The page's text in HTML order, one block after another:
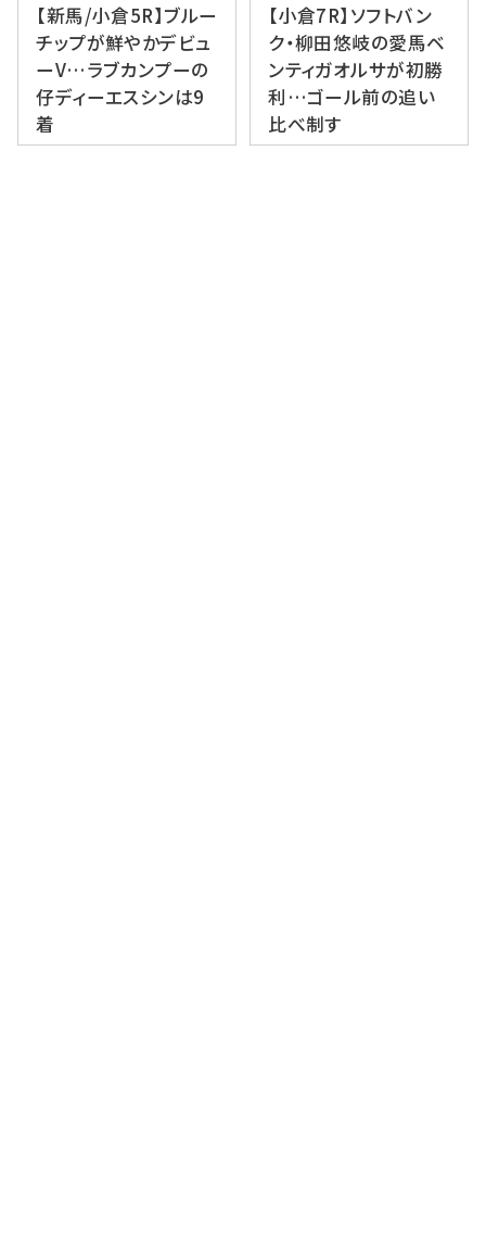
【新馬/小倉5R】ブルー
チップが鮮やかデビュ
ーV…ラブカンプーの
仔ディーエスシンは9
着
【小倉7R】ソフトバン
ク・柳田悠岐の愛馬ベ
ンティガオルサが初勝
利…ゴール前の追い
比べ制す